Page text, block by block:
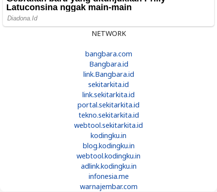
NETWORK
bangbara.com
Bangbara.id
link.Bangbara.id
sekitarkita.id
link.sekitarkita.id
portal.sekitarkita.id
tekno.sekitarkita.id
webtool.sekitarkita.id
kodingku.in
blog.kodingku.in
webtool.kodingku.in
adlink.kodingku.in
infonesia.me
warnajembar.com